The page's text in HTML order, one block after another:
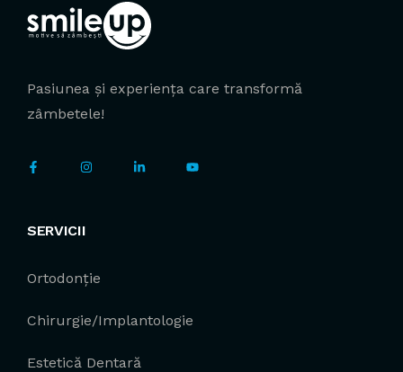
Pasiunea și experiența care transformă
zâmbetele!
SERVICII
Ortodonție
Chirurgie/Implantologie
Estetică Dentară